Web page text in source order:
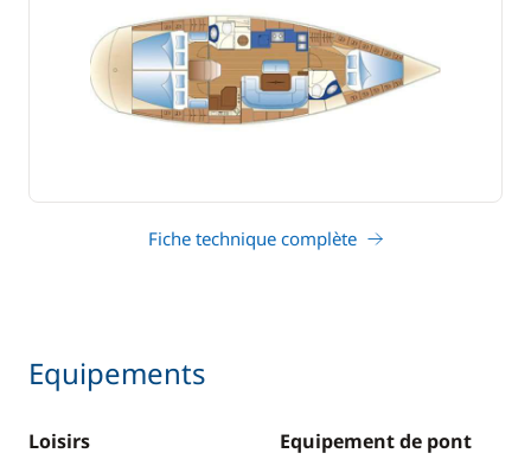
Fiche technique complète
Equipements
Loisirs
Equipement de pont